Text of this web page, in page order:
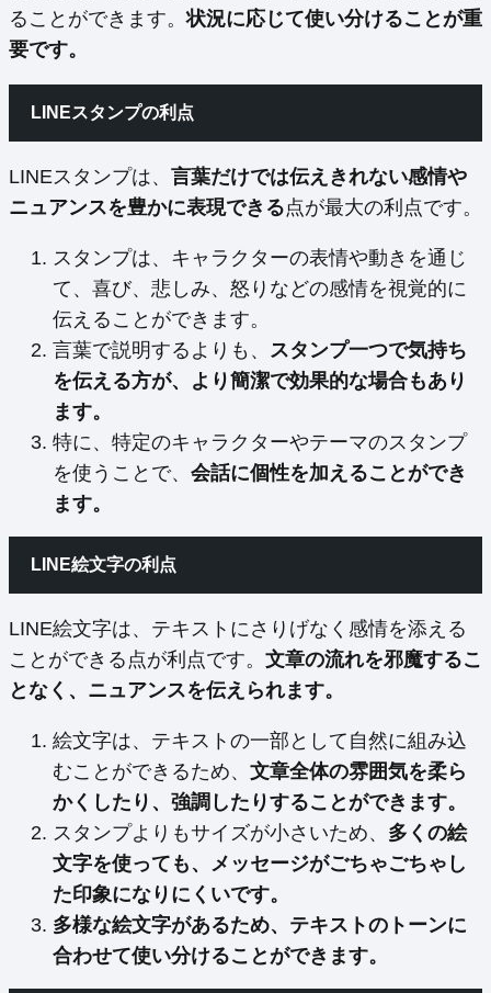
ることができます。状況に応じて使い分けることが重
要です。
LINEスタンプの利点
LINEスタンプは、 言葉だけでは伝えきれない感情や
ニュアンスを豊かに表現できる点が最大の利点です。
スタンプは、キャラクターの表情や動きを通じ
て、喜び、悲しみ、怒りなどの感情を視覚的に
伝えることができます。
言葉で説明するよりも、 スタンプ一つで気持ち
を伝える方が、より簡潔で効果的な場合もあり
ます。
特に、特定のキャラクターやテーマのスタンプ
を使うことで、 会話に個性を加えることができ
ます。
LINE絵文字の利点
LINE絵文字は、テキストにさりげなく感情を添える
ことができる点が利点です。 文章の流れを邪魔するこ
となく、ニュアンスを伝えられます。
絵文字は、テキストの一部として自然に組み込
むことができるため、 文章全体の雰囲気を柔ら
かくしたり、強調したりすることができます。
スタンプよりもサイズが小さいため、 多くの絵
文字を使っても、メッセージがごちゃごちゃし
た印象になりにくいです。
多様な絵文字があるため、テキストのトーンに
合わせて使い分けることができます。